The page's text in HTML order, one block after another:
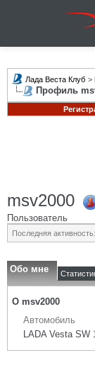
Лада Веста Клуб >
Профиль
msv2000
Пользователь
Последняя активность:
Обо мне
О msv2000
Автомобиль
LADA Vesta SW